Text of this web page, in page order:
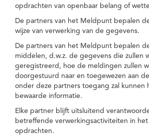
opdrachten van openbaar belang of
De partners van het Meldpunt bepalen
wijze van verwerking van de gegevens.
De partners van het Meldpunt bepalen
middelen, d.w.z. de gegevens die zullen
geregistreerd, hoe de meldingen zullen
doorgestuurd naar en toegewezen aan
onder deze partners toegang zal kunnen
bewaarde informatie.
Elke partner blijft uitsluitend
betreffende verwerkingsactiviteiten in het
opdrachten.